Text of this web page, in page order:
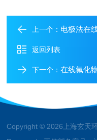
上一个： 电极法在线
返回列表
下一个：在线氟化物
Copyright © 2026上海玄天